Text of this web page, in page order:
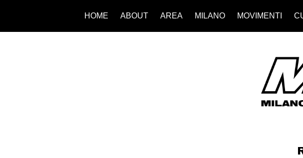
HOME ABOUT AREA MILANO MOVIMENTI